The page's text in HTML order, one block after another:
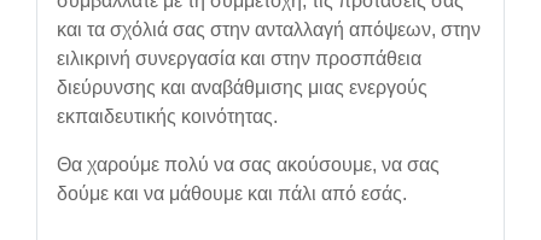
και τα σχόλιά σας στην ανταλλαγή απόψεων, στην
ειλικρινή συνεργασία και στην προσπάθεια
διεύρυνσης και αναβάθμισης μιας ενεργούς
εκπαιδευτικής κοινότητας.
Θα χαρούμε πολύ να σας ακούσουμε, να σας
δούμε και να μάθουμε και πάλι από εσάς.